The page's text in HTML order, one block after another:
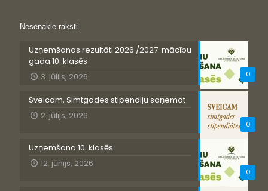
Nesenākie raksti
0
Uzņemšanas rezultāti 2026./2027. mācību
gada 10. klasēs
3. jūlijs, 2026
0
Sveicam, Simtgades stipendiju saņemot
2. jūlijs, 2026
0
Uzņemšana 10. klasēs
12. jūnijs, 2026